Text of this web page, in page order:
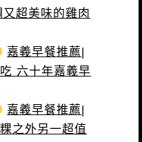
超美味的雞肉
嘉義早餐推薦|
六十年嘉義早
嘉義早餐推薦|
之外另一超值